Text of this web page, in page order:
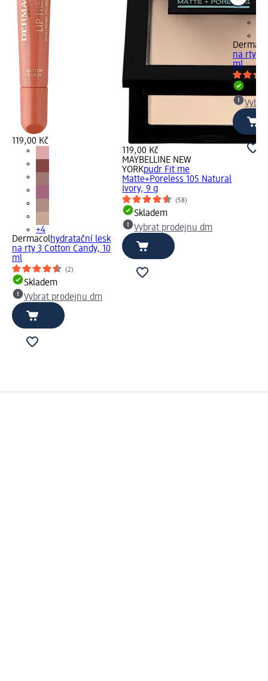
119,00 Kč
+4
Dermacolhydratační lesk
na rty 3 Cotton Candy, 10
ml
(2)
Skladem
Vybrat prodejnu dm
119,00 Kč
MAYBELLINE NEW
YORKpudr Fit me
Matte+Poreless 105 Natural
Ivory, 9 g
(58)
Skladem
Vybrat prodejnu dm
na rty 4
ml